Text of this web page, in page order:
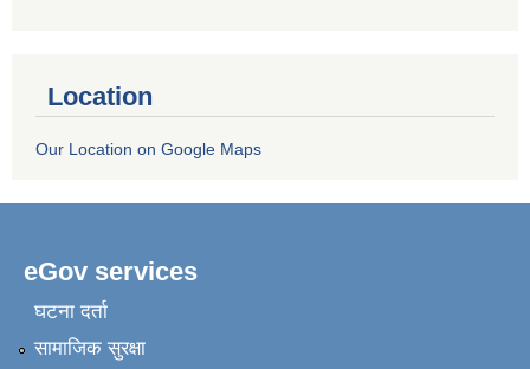
Location
Our Location on Google Maps
eGov services
घटना दर्ता
सामाजिक सुरक्षा